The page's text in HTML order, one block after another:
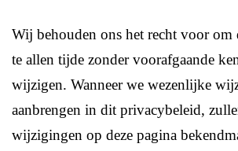
Wij behouden ons het recht voor
te allen tijde zonder voorafgaande
wijzigen. Wanneer we wezenlijke
aanbrengen in dit privacybeleid,
wijzigingen op deze pagina